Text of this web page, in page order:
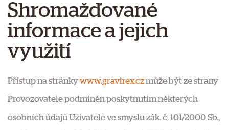
Shromažďované
informace a jejich
využití
Přístup na stránkywww.gravirex.czmůže být ze strany
Provozovatele podmíněn poskytnutím některých
osobních údajů Uživatele ve smyslu zák. č. 101/2000 Sb.,